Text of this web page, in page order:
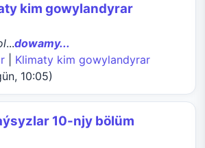
kim gowylandyrar
...dowamy...
Klimaty kim gowylandyrar
10:05)
10-njy bölüm